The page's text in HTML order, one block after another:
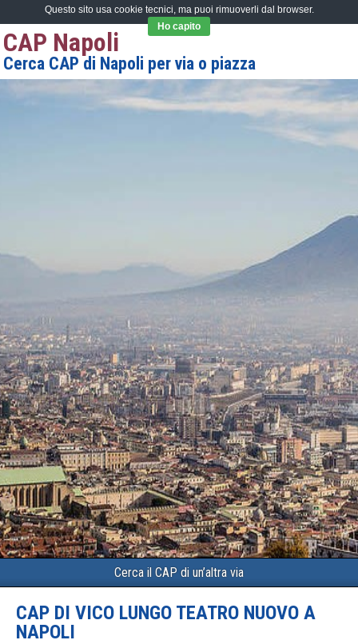
CAP Napoli
Cerca CAP di Napoli per via o piazza
Cerca il CAP di un’altra via
CAP DI VICO LUNGO TEATRO NUOVO A
NAPOLI
Questo sito usa cookie tecnici, ma puoi rimuoverli dal browser.
Ho capito